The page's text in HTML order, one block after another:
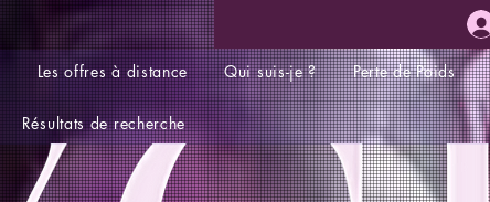
Les offres à distance Qui suis-je ? Perte de Poids
Résultats de recherche